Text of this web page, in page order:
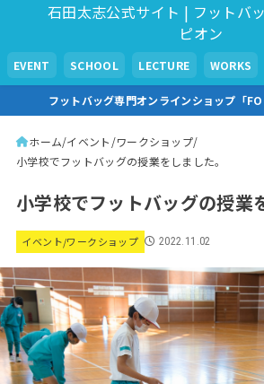
石田太志公式サイト | フットバ
ピオン
EVENT SCHOOL LECTURE WORKS
フットバッグ専門オンラインショップ「
ホーム イベント/ワークショップ
小学校でフットバッグの授業をしました。
小学校でフットバッグの授業
イベント/ワークショップ 2022.11.02